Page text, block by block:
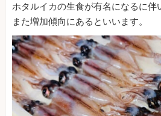
ホタルイカの生食が有名になるに伴
また増加傾向にあるといいます。